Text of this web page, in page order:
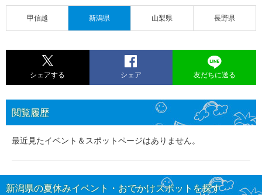
甲信越 新潟県 山梨県 長野県
シェアする シェア 友だちに送る
閲覧履歴
最近見たイベント＆スポットページはありません。
新潟県の夏休みイベント・おでかけスポットを探す